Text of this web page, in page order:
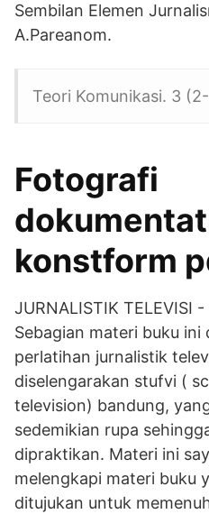
Sembilan Elemen
A.Pareanom.
Teori Komunikasi. 3
Fotografi
konstform
JURNALISTIK TELEVISI
Sebagian materi buku ini
perlatihan jurnalistik
diselengarakan stufvi (
television) bandung,
sedemikian rupa
dipraktikan. Materi ini
melengkapi materi buku
ditujukan untuk